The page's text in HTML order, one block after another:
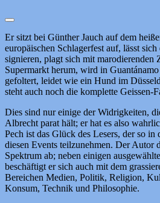
Er sitzt bei Günther Jauch auf dem
europäischen Schlagerfest auf, lässt
signieren, plagt sich mit marodierenden
Supermarkt herum, wird in
gefoltert, leidet wie ein Hund im
steht auch noch die komplette Geissen-
Dies sind nur einige der Widrigkeiten,
Albrecht parat hält; er hat es also
Pech ist das Glück des Lesers, der so in
diesen Events teilzunehmen. Der Autor
Spektrum ab; neben einigen
beschäftigt er sich auch mit dem
Bereichen Medien, Politik, Religion,
Konsum, Technik und Philosophie.